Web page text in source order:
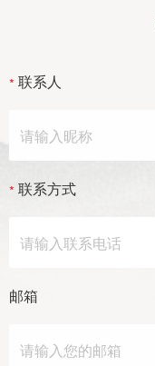
联系人
联系方式
邮箱